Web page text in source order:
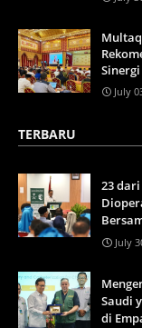
July
TERBARU
23 dari
July
Saudi
di